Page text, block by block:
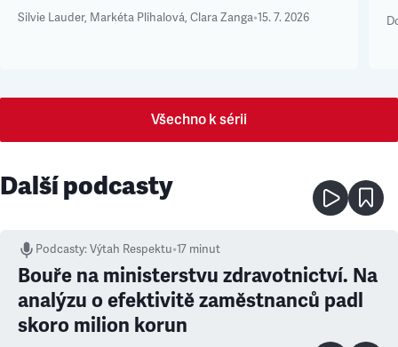
Silvie Lauder, Markéta Plíhalová, Clara Zanga•15. 7. 2026
Všechno k sérii
Další podcasty
Podcasty:Výtah Respektu•17 minut
Bouře na ministerstvu zdravotnictví. Na
analýzu o efektivitě zaměstnanců padl
skoro milion korun